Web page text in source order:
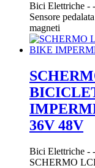
Bici Elettriche - -
Sensore
magneti
36V 48V
Bici Elettriche - -
SCHERMO